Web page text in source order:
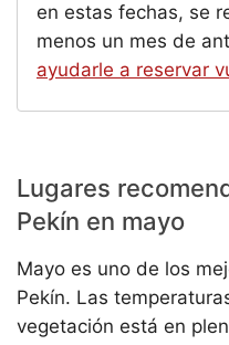
en estas fechas, se
menos un mes de
ayudarle a reservar
Lugares
Pekín en mayo
Mayo es uno de los
Pekín. Las
vegetación está en